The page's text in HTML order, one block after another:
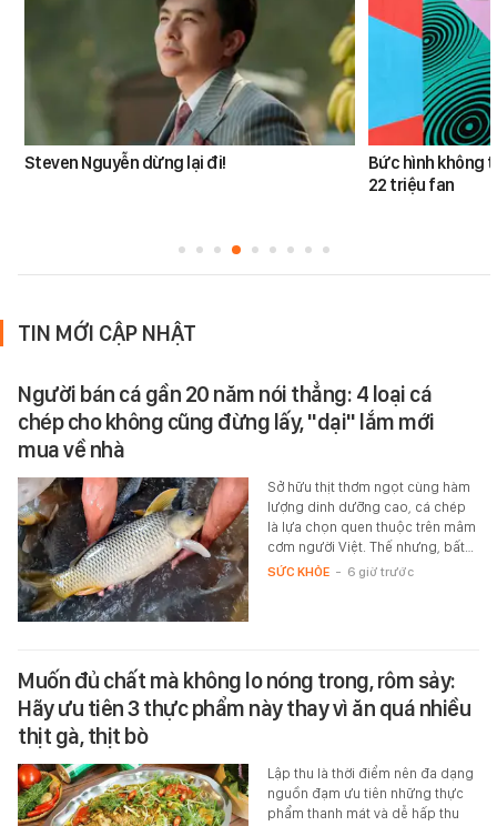
Steven Nguyễn dừng lại đi!
Bức hình không
22 triệu fan
TIN MỚI CẬP NHẬT
Người bán cá gần 20 năm nói thẳng: 4 loại cá
chép cho không cũng đừng lấy, "dại" lắm mới
mua về nhà
Sở hữu thịt thơm ngọt cùng hàm
lượng dinh dưỡng cao, cá chép
là lựa chọn quen thuộc trên mâm
cơm người Việt. Thế nhưng, bất…
SỨC KHỎE - 6 giờ trước
Muốn đủ chất mà không lo nóng trong, rôm sảy:
Hãy ưu tiên 3 thực phẩm này thay vì ăn quá nhiều
thịt gà, thịt bò
Lập thu là thời điểm nên đa dạng
nguồn đạm ưu tiên những thực
phẩm thanh mát và dễ hấp thu